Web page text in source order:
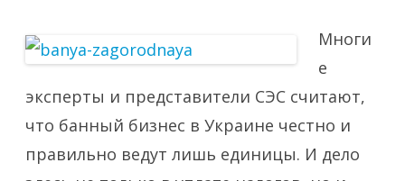
Многи
е
эксперты и представители СЭС считают,
что банный бизнес в Украине честно и
правильно ведут лишь единицы. И дело